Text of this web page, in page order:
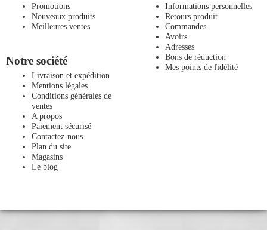
Promotions
Nouveaux produits
Meilleures ventes
Notre société
Livraison et expédition
Mentions légales
Conditions générales de
ventes
A propos
Paiement sécurisé
Contactez-nous
Plan du site
Magasins
Le blog
Informations personnelles
Retours produit
Commandes
Avoirs
Adresses
Bons de réduction
Mes points de fidélité